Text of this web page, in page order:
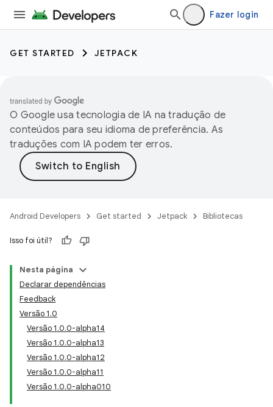
Fazer login
GET STARTED JETPACK
O Google usa tecnologia de IA na tradução de
conteúdos para seu idioma de preferência. As
traduções com IA podem ter erros.
Android Developers Get started Jetpack Bibliotecas
Isso foi útil?
Nesta página
Declarar dependências
Feedback
Versão 1.0
Versão 1.0.0-alpha14
Versão 1.0.0-alpha13
Versão 1.0.0-alpha12
Versão 1.0.0-alpha11
Versão 1.0.0-alpha010